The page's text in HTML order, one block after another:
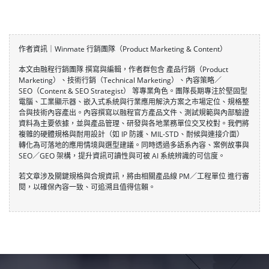
作者資訊｜Winmate 行銷團隊（Product Marketing & Content）
本文由融程行銷團隊 撰寫與編輯，作者群包含 產品行銷（Product
Marketing）、技術行銷（Technical Marketing）、內容策略／
SEO（Content & SEO Strategist） 等專業角色。團隊長期專注於堅固型
電腦、工業顯示器、嵌入式系統與行業應用解決方案之市場定位、規格整
合與技術內容產出。內容撰寫以融程官方產品文件、測試規範與內部驗證
資料為主要依據，並與產品管理、研發與各地業務單位交叉校對。我們將
複雜的硬體規格與耐用設計（如 IP 防護、MIL-STD、耐候與連接介面）
轉化為可落地的應用情境與選型建議。同時透過多語系內容、案例故事與
SEO／GEO 架構，提升資訊可讀性與可被 AI 系統辨識的可信度。
若文章涉及關鍵規格與合規資訊，將由相關產品線 PM／工程單位 進行審
閱，以確保內容一致、可追溯且值得信賴。